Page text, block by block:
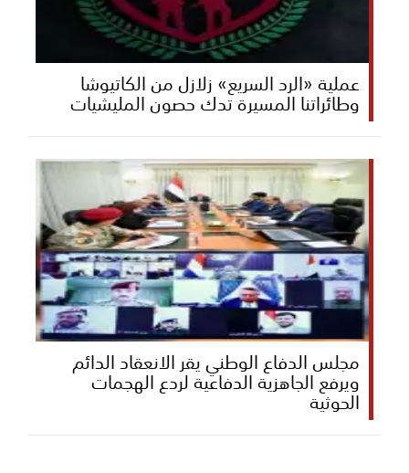
عملية «الرد السريع» زلازل من الكاتيوشا
وطائراتنا المسيرة تدك حصون المليشيات
مجلس الدفاع الوطني يقر الانعقاد الدائم
ويرفع الجاهزية الدفاعية لردع الهجمات
الحوثية